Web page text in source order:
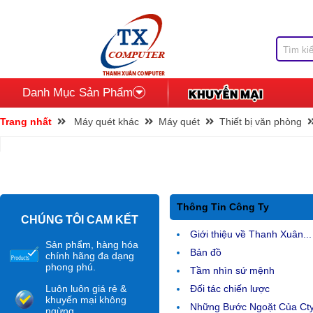
Danh Mục Sản Phẩm
Trang nhất Máy quét khác Máy quét Thiết bị văn phòng
CHÚNG TÔI CAM KẾT
Sản phẩm, hàng hóa
chính hãng đa dạng
phong phú.
Luôn luôn giá rẻ &
khuyến mại không
Thông Tin Công Ty
Giới thiệu về Thanh Xuân...
Bản đồ
Tầm nhìn sứ mệnh
Đối tác chiến lược
Những Bước Ngoặt Của